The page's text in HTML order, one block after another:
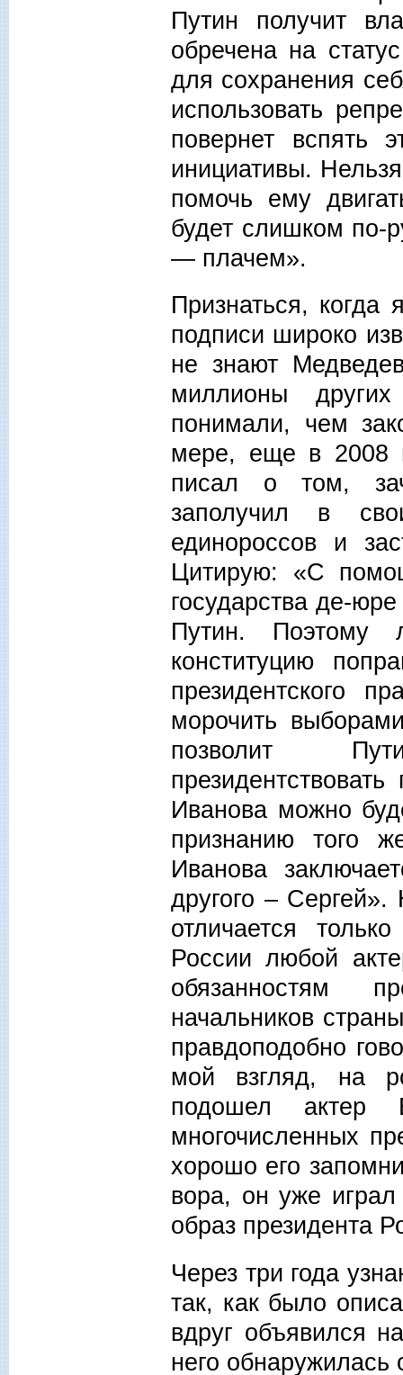
Путин получит
обречена на
для сохранения
использовать
повернет вспять
инициативы.
помочь ему
будет слишком по-
— плачем».
Признаться, когда
подписи широко
не знают
миллионы
понимали, чем
мере, еще в 2008
писал о том,
заполучил в
единороссов и
Цитирую: «С
государства де-
Путин.
конституцию
президентского
морочить
позволит
Иванова можно
признанию того
Иванова
другого –
отличается
России любой
обязанностям
начальников
правдоподобно
мой взгляд, на
подошел актер
многочисленных
хорошо его
вора, он уже играл
образ президента
Через три года
так, как было
вдруг объявился
него